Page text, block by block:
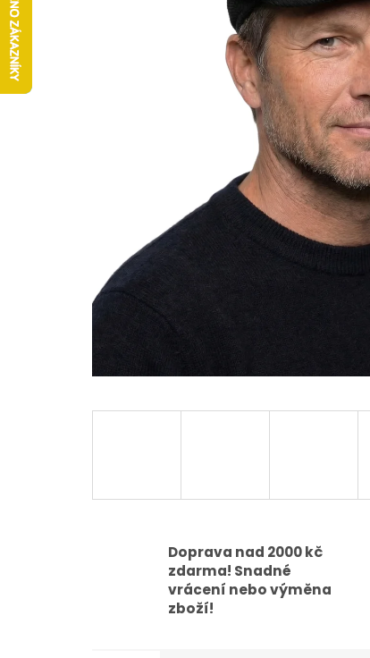
Doprava nad 2000 kč
zdarma! Snadné
vrácení nebo výměna
zboží!